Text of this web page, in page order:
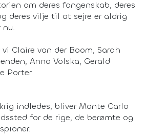
om deres fangenskab, deres
deres vilje til at sejre er aldrig
Claire van der Boom, Sarah
Anna Volska, Gerald
Porter
indledes, bliver Monte Carlo
for de rige, de berømte og